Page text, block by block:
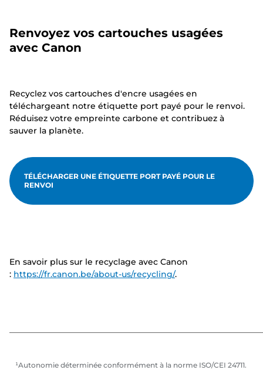
Renvoyez vos cartouches usagées
avec Canon
Recyclez vos cartouches d'encre usagées en
téléchargeant notre étiquette port payé pour le renvoi.
Réduisez votre empreinte carbone et contribuez à
sauver la planète.
TÉLÉCHARGER UNE ÉTIQUETTE PORT PAYÉ POUR LE
RENVOI
En savoir plus sur le recyclage avec Canon
: https://fr.canon.be/about-us/recycling/.
¹Autonomie déterminée conformément à la norme ISO/CEI 24711.